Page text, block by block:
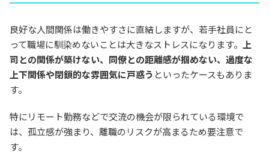
良好な人間関係は働きやすさに直結しますが、若手社員にと
って職場に馴染めないことは大きなストレスになります。
上
司との関係が築けない、同僚との距離感が掴めない、過度な
上下関係や閉鎖的な雰囲気に戸惑う といったケースもありま
す。
特にリモート勤務などで交流の機会が限られている環境で
は、孤立感が強まり、離職のリスクが高まるため要注意で
す。